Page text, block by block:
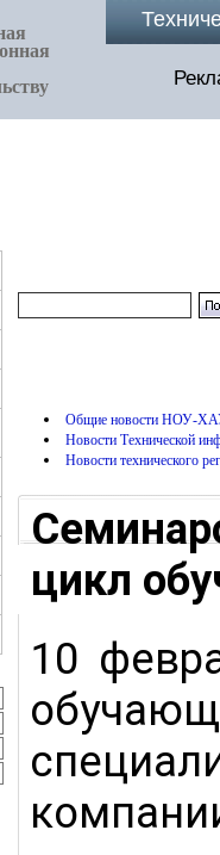
Общие новости НОУ-
Новости Технической
Новости технического
цикл
10